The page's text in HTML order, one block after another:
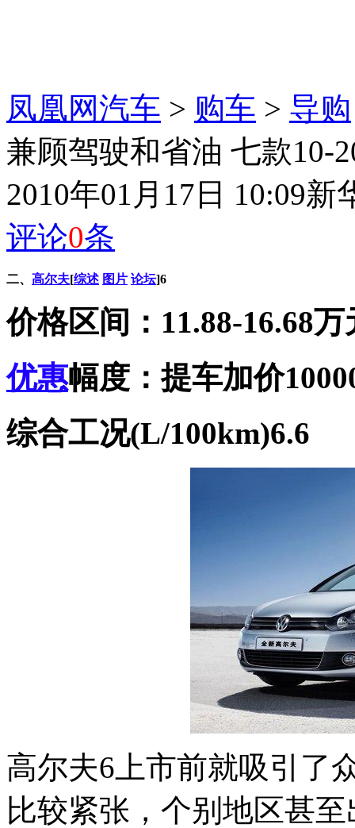
凤凰网汽车 > 购车 > 导购
兼顾驾驶和省油 七款10-
2010年01月17日 10:09新
评论0条
二、 高尔夫[综述 图片 论坛]6
价格区间：11.88-16.68万
优惠幅度：提车加价
综合工况(L/100km)6.6
高尔夫6上市前就吸引了
比较紧张，个别地区甚